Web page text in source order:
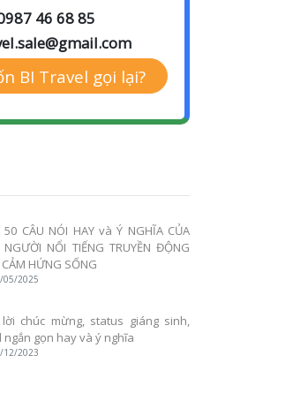
46 68 85
BI Travel gọi lại?
50 CÂU NÓI HAY và Ý NGHĨA CỦA
NGƯỜI NỔI TIẾNG TRUYỀN ĐỘNG
CẢM HỨNG SỐNG
05/2025
lời chúc mừng, status giáng sinh,
ngắn gọn hay và ý nghĩa
12/2023